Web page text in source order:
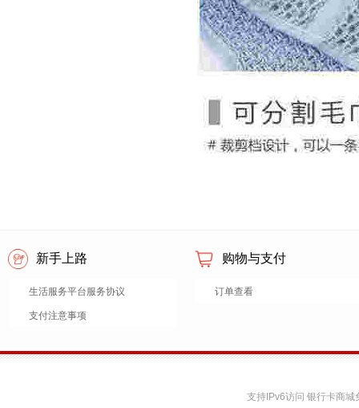
新手上路
生活服务平台服务协议
支付注意事项
购物与支付
订单查看
支持IPv6访问 银行卡商